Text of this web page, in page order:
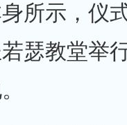
所示，仪
若瑟教堂